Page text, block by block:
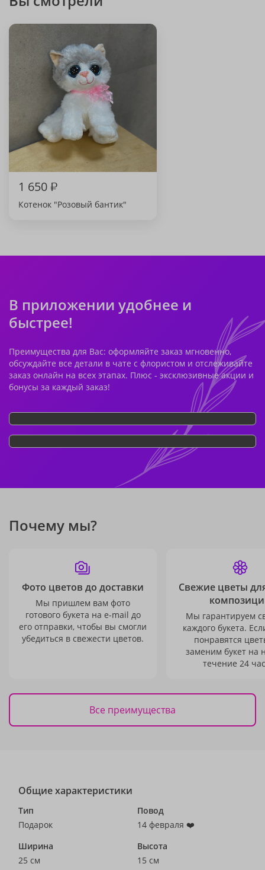
1 650₽
Котенок "Розовый бантик"
В приложении удобнее и
быстрее!
Преимущества для Вас: оформляйте заказ мгновенно,
обсуждайте все детали в чате с флористом и отслеживайте
заказ онлайн на всех этапах. Плюс - эксклюзивные акции и
бонусы за каждый заказ!
Почему мы?
Фото цветов до доставки
Мы пришлем вам фото
готового букета на e-mail до
его отправки, чтобы вы смогли
убедиться в свежести цветов.
Свежие цветы
Мы гарантируем
каждого букета.
понравятся
заменим букет на
течение 24
Все преимущества
Общие характеристики
Тип
Подарок
Повод
14 февраля ❤️
Ширина
25 см
Высота
15 см